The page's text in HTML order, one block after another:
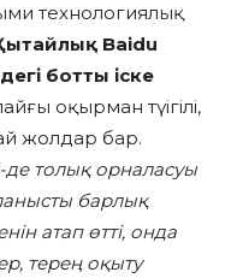
технологиялық
Baidu
ботты іске
оқырман түігілі,
жолдар бар.
толық орналасуы
барлық
атап өтті, онда
терең оқыту